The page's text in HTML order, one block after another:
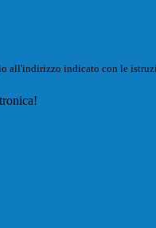
all'indirizzo indicato con le